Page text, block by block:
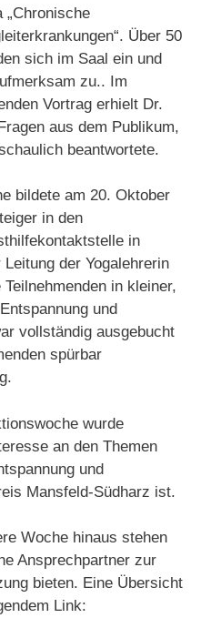
„Chronische
Über 50
sich im Saal ein und
zu.. Im
Vortrag erhielt Dr.
aus dem Publikum,
beantwortete.
bildete am 20. Oktober
in den
in
der Yogalehrerin
in kleiner,
und
vollständig ausgebucht
spürbar
wurde
an den Themen
und
Mansfeld-Südharz ist.
Woche hinaus stehen
Ansprechpartner zur
bieten. Eine Übersicht
Link: